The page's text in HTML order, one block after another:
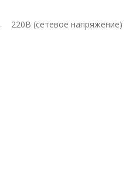
220В (сетевое напряжение)